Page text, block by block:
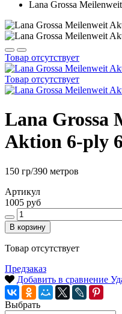
Lana Grossa
Товар отсутствует
Товар отсутствует
Lana Grossa
Aktion 6-ply
150 гр/390 метров
Артикул
1005 руб
В корзину
Товар отсутствует
Предзаказ
Добавить в сравнение
Выбрать